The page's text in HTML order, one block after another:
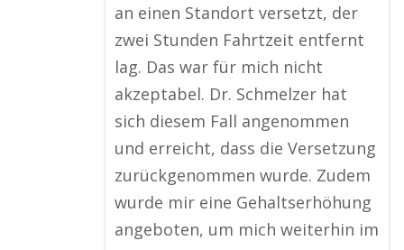
an einen Standort versetzt, der
zwei Stunden Fahrtzeit entfernt
lag. Das war für mich nicht
akzeptabel. Dr. Schmelzer hat
sich diesem Fall angenommen
und erreicht, dass die Versetzung
zurückgenommen wurde. Zudem
wurde mir eine Gehaltserhöhung
angeboten, um mich weiterhin im